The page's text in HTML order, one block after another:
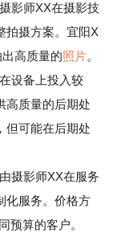
影师XX在摄影技
拍摄方案。宜阳X
高质量的照片。
设备上投入较
高质量的后期处
但可能在后期处
摄影师XX在服务
化服务。价格方
预算的客户。